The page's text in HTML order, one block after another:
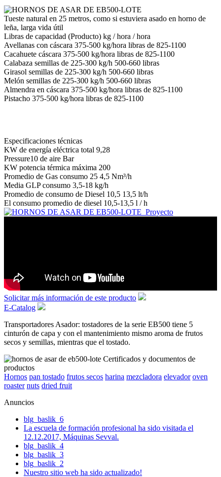
Tueste natural en 25 metros, como si estuviera asado en horno de
leña, larga vida útil
Libras de capacidad (Producto) kg / hora / hora
Avellanas con cáscara 375-500 kg/hora libras de 825-1100
Cacahuete cáscara 375-500 kg/hora libras de 825-1100
Calabaza semillas de 225-300 kg/h 500-660 libras
Girasol semillas de 225-300 kg/h 500-660 libras
Melón semillas de 225-300 kg/h 500-660 libras
Almendra en cáscara 375-500 kg/hora libras de 825-1100
Pistacho 375-500 kg/hora libras de 825-1100
Especificaciones técnicas
KW de energía eléctrica total 9,28
Pressure10 de aire Bar
KW potencia térmica máxima 200
Promedio de Gas consumo 25 4,5 Nm³/h
Media GLP consumo 3,5-18 kg/h
Promedio de consumo de Diesel 10,5 13,5 lt/h
El consumo promedio de diesel 10,5-13,5 l / h
Solicitar más información de este producto
E-Catalog
Transportadores Asador: tostadores de la serie EB500 tiene 5
cinturón de capa y con el mantenimiento mismo aroma de frutos
secos y semillas, mientras que el tostado.
Hornos pan tostado frutos secos harina mezcladora elevador oven
roaster nuts dried fruit
Anuncios
blg_baslik_6
La escuela de formación profesional ha sido visitada el
12.12.2017, Máquinas Sevval.
blg_baslik_4
blg_baslik_3
blg_baslik_2
Nuestro sitio web ha sido actualizado!